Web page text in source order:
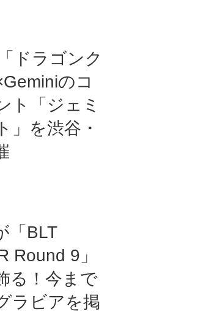
ドラゴンク
のコ
ト「ジェミ
」を渋谷・
「BLT
Round 9」
る！今まで
ラビアを掲